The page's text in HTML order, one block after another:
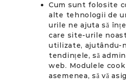
Cum sunt folosite
alte tehnologii de
urile ne ajuta să
care site-urile
utilizate, ajutându-
tendințele, să
web. Modulele
asemenea, să vă